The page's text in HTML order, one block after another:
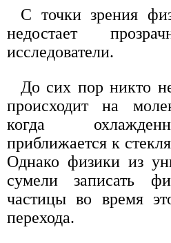
С точки зрения
недостает
исследователи.
До сих пор никто
происходит на
когда
приближается к
Однако физики из
сумели записать
частицы во время
перехода.